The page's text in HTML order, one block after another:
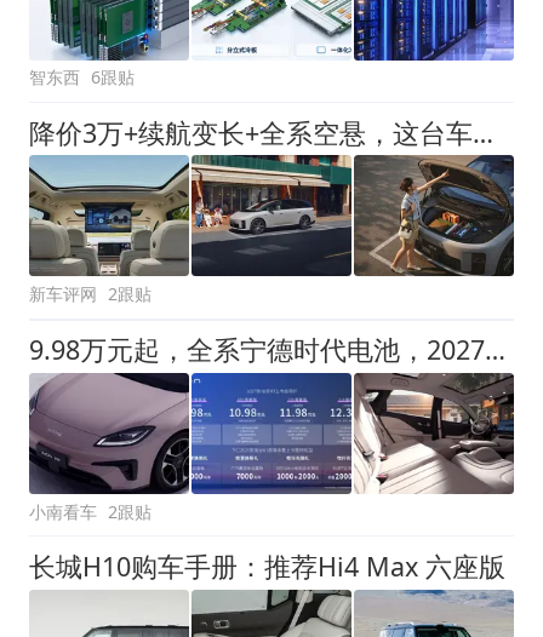
智东西 6跟贴
降价3万+续航变长+全系空悬，这台车更值了？
新车评网 2跟贴
9.98万元起，全系宁德时代电池，2027款埃安RT上市
小南看车 2跟贴
长城H10购车手册：推荐Hi4 Max 六座版